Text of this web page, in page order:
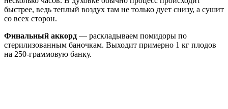
быстрее, ведь теплый воздух там не только дует снизу, а сушит
со всех сторон.
Финальный аккорд — раскладываем помидоры по
стерилизованным баночкам. Выходит примерно 1 кг плодов
на 250-граммовую банку.